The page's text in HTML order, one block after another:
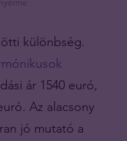
különbség.
ár 1540 euró,
Az alacsony
jó mutató a